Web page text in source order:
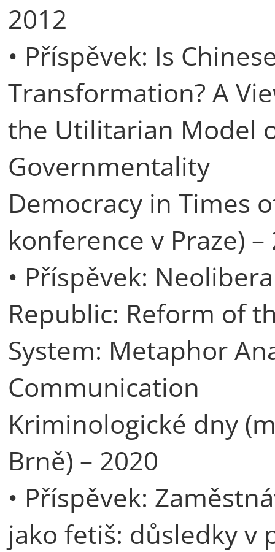
2012
• Příspěvek: Is
Transformation? A
the Utilitarian Model
Governmentality
Democracy in Times
konference v Praze) –
• Příspěvek:
Republic: Reform of
System: Metaphor
Communication
Kriminologické dny
Brně) – 2020
• Příspěvek:
jako fetiš: důsledky v